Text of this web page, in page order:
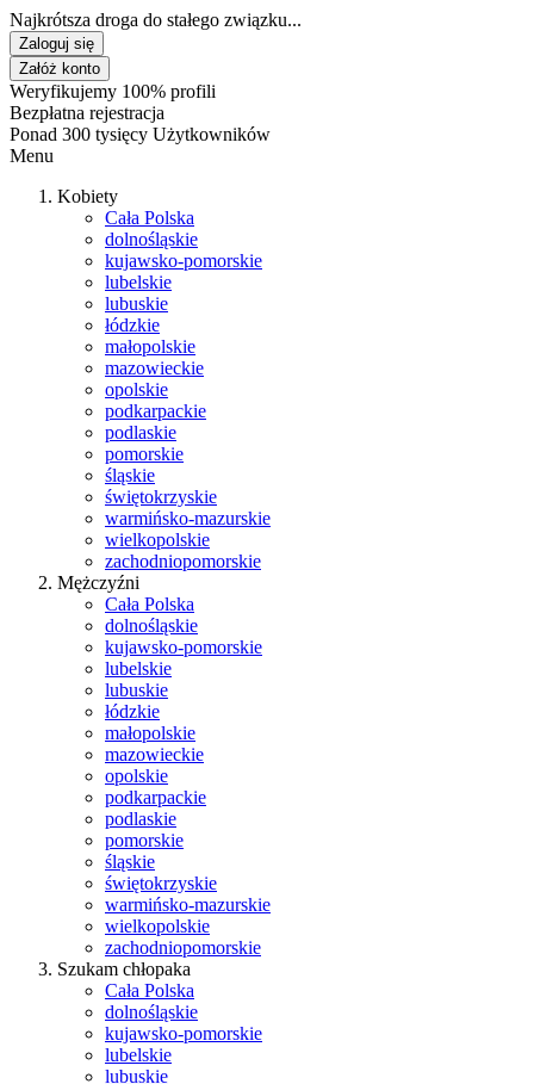
Najkrótsza droga do stałego związku...
Zaloguj się
Załóż konto
Weryfikujemy 100% profili
Bezpłatna rejestracja
Ponad 300 tysięcy Użytkowników
Menu
Kobiety
Cała Polska
dolnośląskie
kujawsko-pomorskie
lubelskie
lubuskie
łódzkie
małopolskie
mazowieckie
opolskie
podkarpackie
podlaskie
pomorskie
śląskie
świętokrzyskie
warmińsko-mazurskie
wielkopolskie
zachodniopomorskie
Mężczyźni
Cała Polska
dolnośląskie
kujawsko-pomorskie
lubelskie
lubuskie
łódzkie
małopolskie
mazowieckie
opolskie
podkarpackie
podlaskie
pomorskie
śląskie
świętokrzyskie
warmińsko-mazurskie
wielkopolskie
zachodniopomorskie
Szukam chłopaka
Cała Polska
dolnośląskie
kujawsko-pomorskie
lubelskie
lubuskie